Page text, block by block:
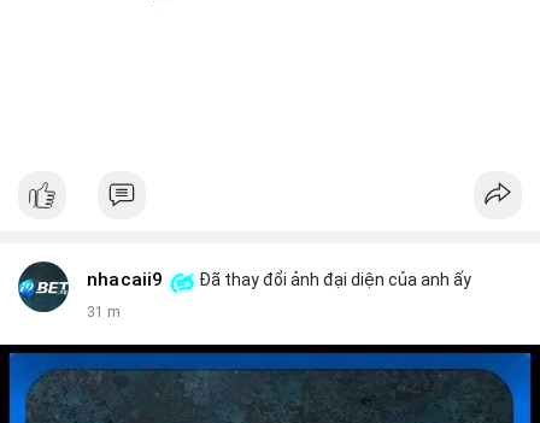
nhacaii9 Đã thay đổi ảnh đại diện của anh ấy
31 m